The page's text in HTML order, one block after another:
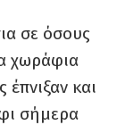
σε όσους
χωράφια
και
σήμερα